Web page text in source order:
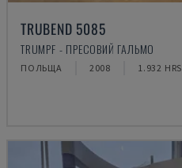
TRUBEND 5085
TRUMPF - ПРЕСОВИЙ ГАЛЬМО
ПОЛЬЩА 2008 1.932 HRS